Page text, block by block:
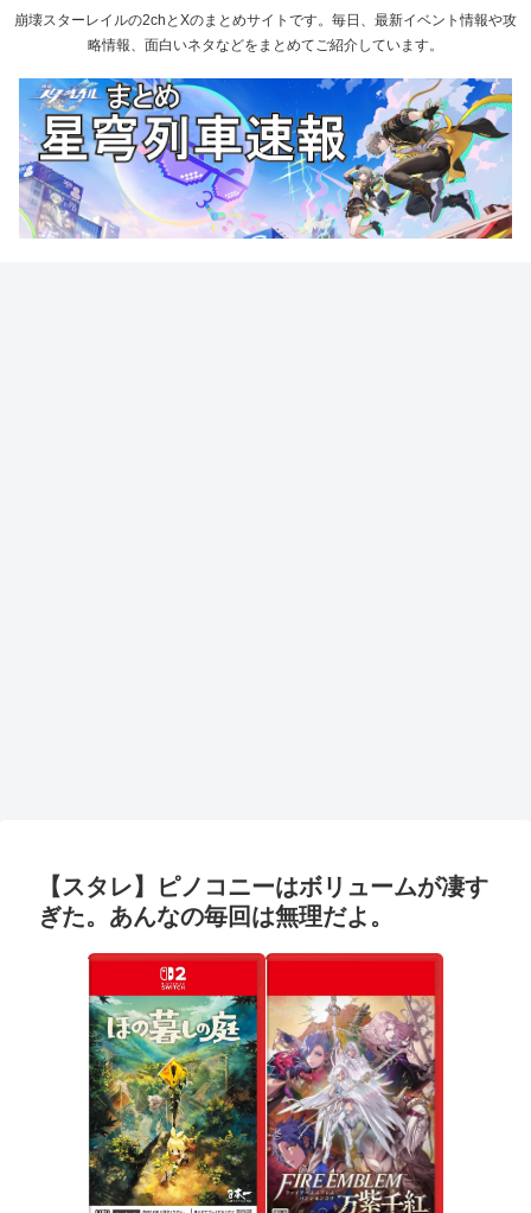
崩壊スターレイルの2chとXのまとめサイトです。毎日、最新イベント情報や攻
略情報、面白いネタなどをまとめてご紹介しています。
【スタレ】ピノコニーはボリュームが凄す
ぎた。あんなの毎回は無理だよ。